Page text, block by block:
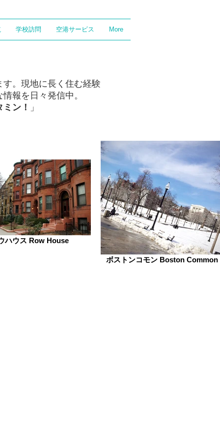
学校訪問 空港サービス More
。現地に長く住む経験
報を日々発信中。
ン！
」
ハウス Row House
ボストンコモン Boston Common